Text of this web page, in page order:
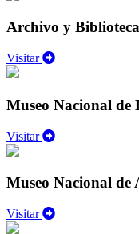
Archivo y
Visitar
Museo Nacional
Visitar
Museo Nacional de
Visitar